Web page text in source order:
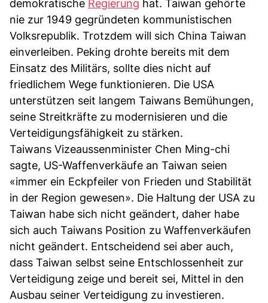
demokratische Regierung hat. Taiwan gehörte
nie zur 1949 gegründeten kommunistischen
Volksrepublik. Trotzdem will sich China Taiwan
einverleiben. Peking drohte bereits mit dem
Einsatz des Militärs, sollte dies nicht auf
friedlichem Wege funktionieren. Die USA
unterstützen seit langem Taiwans Bemühungen,
seine Streitkräfte zu modernisieren und die
Verteidigungsfähigkeit zu stärken.
Taiwans Vizeaussenminister Chen Ming-chi
sagte, US-Waffenverkäufe an Taiwan seien
«immer ein Eckpfeiler von Frieden und Stabilität
in der Region gewesen». Die Haltung der USA zu
Taiwan habe sich nicht geändert, daher habe
sich auch Taiwans Position zu Waffenverkäufen
nicht geändert. Entscheidend sei aber auch,
dass Taiwan selbst seine Entschlossenheit zur
Verteidigung zeige und bereit sei, Mittel in den
Ausbau seiner Verteidigung zu investieren.